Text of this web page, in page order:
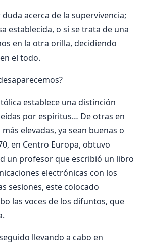
acerca de la supervivencia;
establecida, o si se trata de una
en la otra orilla, decidiendo
el todo.
establece una distinción
por espíritus… De otras en
elevadas, ya sean buenas o
en Centro Europa, obtuvo
un profesor que escribió un libro
electrónicas con los
sesiones, este colocado
las voces de los difuntos, que
llevando a cabo en